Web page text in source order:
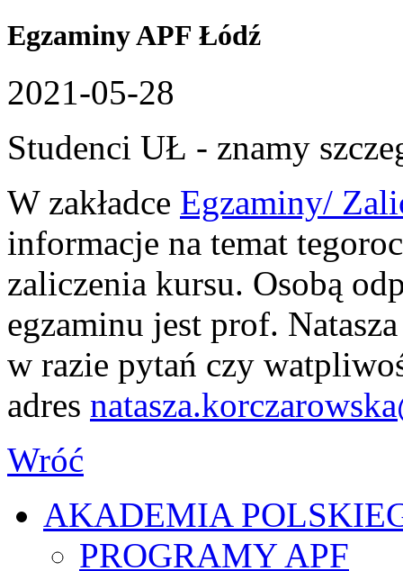
Egzaminy APF Łódź
2021-05-28
Studenci UŁ - znamy
W zakładce Egzaminy/
informacje na temat
zaliczenia kursu. Osobą
egzaminu jest prof.
w razie pytań czy
adres
Wróć
AKADEMIA
PROGRAMY APF